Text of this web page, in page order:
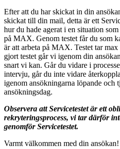
Efter att du har skickat in din
skickat till din mail, detta är ett
hur du hade agerat i en situation
på MAX. Genom testet får du som
är att arbeta på MAX. Testet tar
gjort testet går vi igenom din
snart vi kan. Går du vidare i
intervju, går du inte vidare
igenom ansökningarna löpande och
ansökningsdag.
Observera att Servicetestet är ett
rekryteringsprocess, vi tar därför
genomför Servicetestet.
Varmt välkommen med din ansökan!